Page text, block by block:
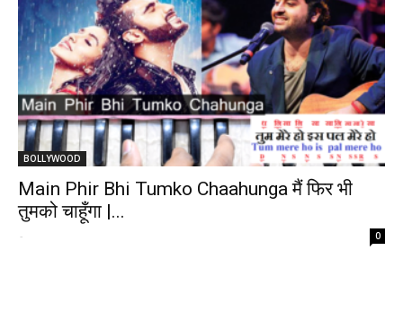
BOLLYWOOD
Main Phir Bhi Tumko Chaahunga मैं फिर भी
तुमको चाहूँगा |...
- 0